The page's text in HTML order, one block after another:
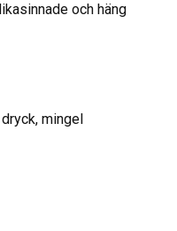
och häng
mingel